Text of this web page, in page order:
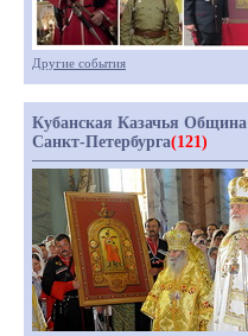
Другие события
Кубанская Казачья Община
Санкт-Петербурга(121)